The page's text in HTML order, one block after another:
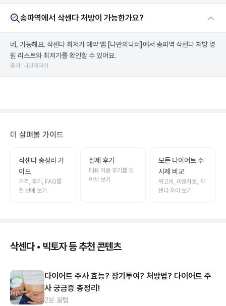
송파역에서 삭센다 처방이 가능한가요?
네, 가능해요. 삭센다 최저가 예약 앱 [나만의닥터] 에서 송파역 삭센다 처방 병
원 리스트와 최저가를 확인할 수 있어요.
출처: 나만의닥터
더 살펴볼 가이드
삭센다 총정리 가
이드
가격, 후기, FAQ를
한 번에 보기
실제 후기
대표 이용 후기를 모
아서 보기
모든 다이어트 주
사제 비교
위고비, 마운자로, 삭
센다 차이 보기
삭센다 • 빅토자 등 추천 콘텐츠
다이어트 주사 효능? 장기투여? 처방법? 다이어트 주
사 궁금증 총정리!
2분 꿀팁